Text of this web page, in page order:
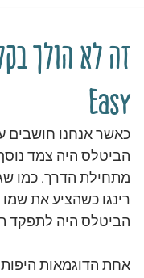
Easy
כאשר אנחנו חושבים
הביטלס היה צמד
מתחילת הדרך. כמו
רינגו כשהציע את
הביטלס היה לתפקד
אחת הדוגמאות היפות